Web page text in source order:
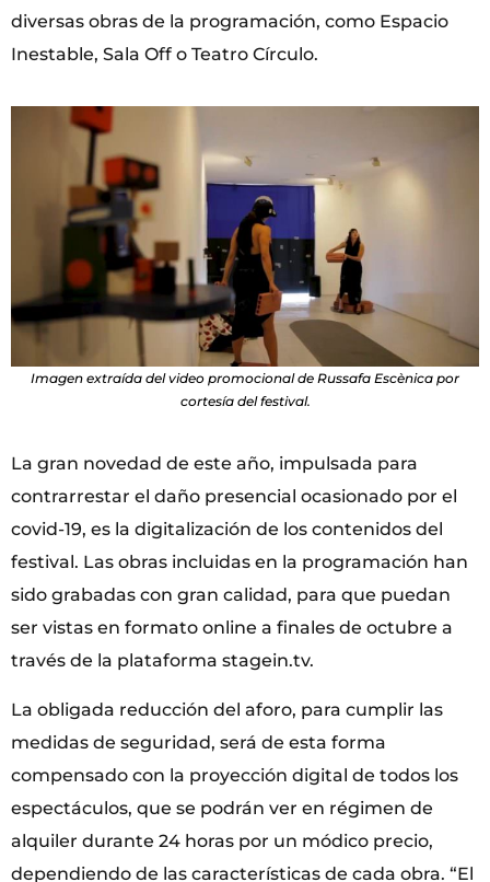
diversas obras de la programación, como Espacio
Inestable, Sala Off o Teatro Círculo.
Imagen extraída del video promocional de Russafa Escènica por
cortesía del festival.
La gran novedad de este año, impulsada para
contrarrestar el daño presencial ocasionado por el
covid-19, es la digitalización de los contenidos del
festival. Las obras incluidas en la programación han
sido grabadas con gran calidad, para que puedan
ser vistas en formato online a finales de octubre a
través de la plataforma stagein.tv.
La obligada reducción del aforo, para cumplir las
medidas de seguridad, será de esta forma
compensado con la proyección digital de todos los
espectáculos, que se podrán ver en régimen de
alquiler durante 24 horas por un módico precio,
dependiendo de las características de cada obra. “El